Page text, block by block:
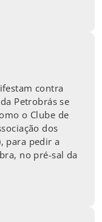
contra
Petrobrás se
o Clube de
dos
para pedir a
no pré-sal da